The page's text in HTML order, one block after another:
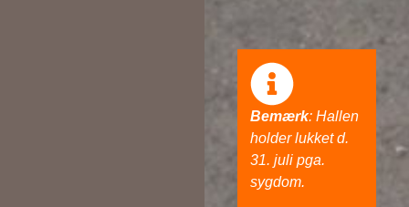
Bemærk: Hallen
holder lukket d.
31. juli pga.
sygdom.